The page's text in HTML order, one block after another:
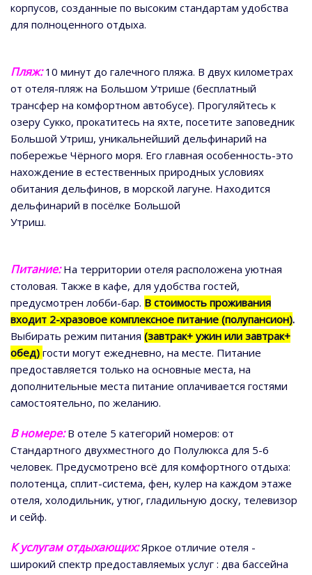
корпусов, созданные по высоким стандартам удобства
для полноценного отдыха.
Пляж:10 минут до галечного пляжа. В двух километрах
от отеля-пляж на Большом Утрише (бесплатный
трансфер на комфортном автобусе). Прогуляйтесь к
озеру Сукко, прокатитесь на яхте, посетите заповедник
Большой Утриш, уникальнейший дельфинарий на
побережье Чёрного моря. Его главная особенность-это
нахождение в естественных природных условиях
обитания дельфинов, в морской лагуне. Находится
дельфинарий в посёлке Большой
Утриш.
Питание:На территории отеля расположена уютная
столовая. Также в кафе, для удобства гостей,
предусмотрен лобби-бар. В стоимость проживания
входит 2-хразовое комплексное питание (полупансион).
Выбирать режим питания (завтрак+ ужин или завтрак+
обед) гости могут ежедневно, на месте. Питание
предоставляется только на основные места, на
дополнительные места питание оплачивается гостями
самостоятельно, по желанию.
В номере:В отеле 5 категорий номеров: от
Стандартного двухместного до Полулюкса для 5-6
человек. Предусмотрено всё для комфортного отдыха:
полотенца, сплит-система, фен, кулер на каждом этаже
отеля, холодильник, утюг, гладильную доску, телевизор
и сейф.
К услугам отдыхающих: Яркое отличие отеля -
широкий спектр предоставляемых услуг : два бассейна